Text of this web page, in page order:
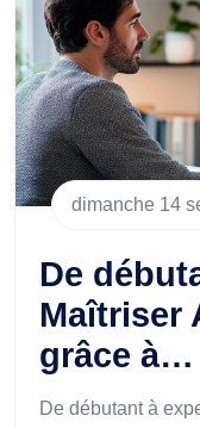
dimanche 14
De
Maîtriser
grâce à…
De débutant à